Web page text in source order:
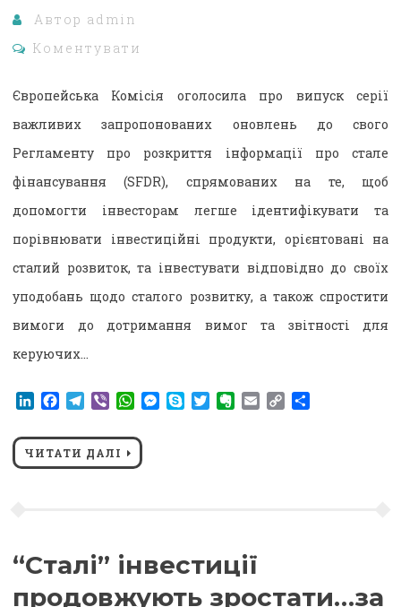
Автор admin
Коментувати
Європейська Комісія оголосила про випуск серії
важливих запропонованих оновлень до свого
Регламенту про розкриття інформації про стале
фінансування (SFDR), спрямованих на те, щоб
допомогти інвесторам легше ідентифікувати та
порівнювати інвестиційні продукти, орієнтовані на
сталий розвиток, та інвестувати відповідно до своїх
уподобань щодо сталого розвитку, а також спростити
вимоги до дотримання вимог та звітності для
керуючих…
LinkedIn
Facebook
Telegram
ViberWhatsApp
Messenger
SkypeTwitterEvernote
EmailCopy
ЧИТАТИ ДАЛІ
“Сталі” інвестиції
продовжують зростати…за